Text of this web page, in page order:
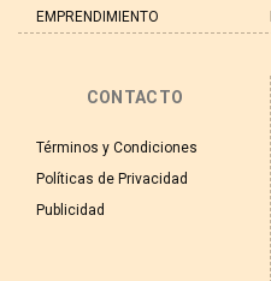
EMPRENDIMIENTO
CONTACTO
Términos y Condiciones
Políticas de Privacidad
Publicidad